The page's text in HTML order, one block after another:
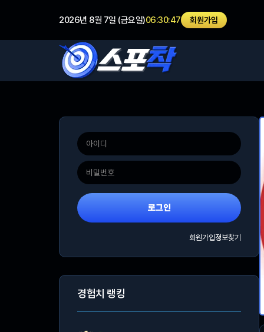
2026년 8월 7일 (금요일)06:30:47 회원가입
로그인
회원가입정보찾기
경험치 랭킹